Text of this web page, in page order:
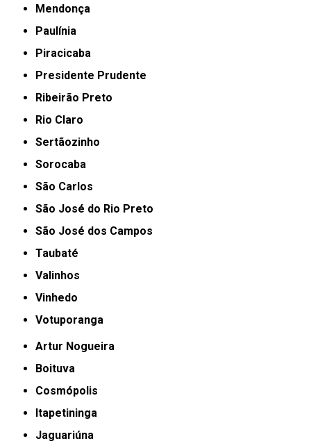
Mendonça
Paulínia
Piracicaba
Presidente Prudente
Ribeirão Preto
Rio Claro
Sertãozinho
Sorocaba
São Carlos
São José do Rio Preto
São José dos Campos
Taubaté
Valinhos
Vinhedo
Votuporanga
Artur Nogueira
Boituva
Cosmópolis
Itapetininga
Jaguariúna